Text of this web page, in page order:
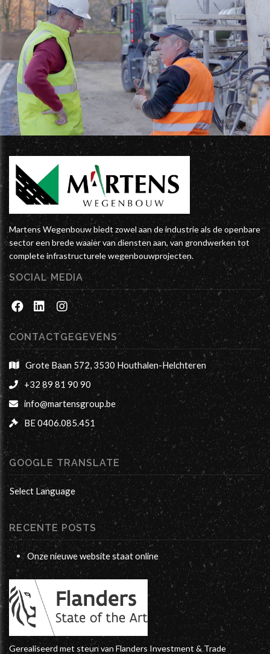
Martens Wegenbouw biedt zowel aan de industrie als de openbare
sector een brede waaier van diensten aan, van grondwerken tot
complete infrastructurele wegenbouwprojecten.
SOCIAL MEDIA
CONTACTGEGEVENS
Grote Baan 572, 3530 Houthalen-Helchteren
+32 89 81 90 90
info@martensgroup.be
BE 0406.085.451
GOOGLE TRANSLATE
Select Language
RECENTE POSTS
Onze nieuwe website staat online
Gerealiseerd met steun van Flanders Investment & Trade